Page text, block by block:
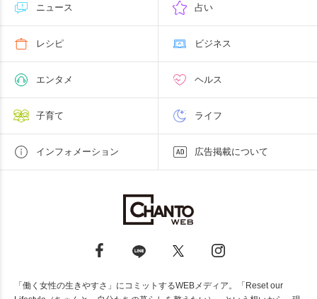
ニュース 占い
レシピ ビジネス
エンタメ ヘルス
子育て ライフ
インフォメーション 広告掲載について
「働く女性の生きやすさ」にコミットするWEBメディア。「Reset our